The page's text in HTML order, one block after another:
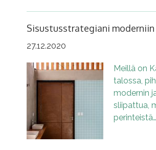
Sisustusstrategiani
27.12.2020
Meillä on
talossa,
modernin
sliipattua,
perinteistä…